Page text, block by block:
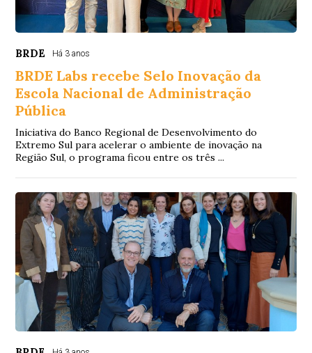
BRDE Há 3 anos
BRDE Labs recebe Selo Inovação da
Escola Nacional de Administração
Pública
Iniciativa do Banco Regional de Desenvolvimento do
Extremo Sul para acelerar o ambiente de inovação na
Região Sul, o programa ficou entre os três ...